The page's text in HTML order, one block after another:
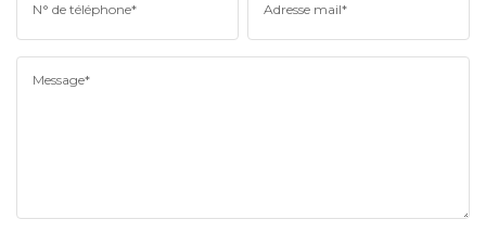
N° de téléphone* Adresse mail*
Message*